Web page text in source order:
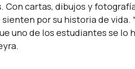
Con cartas, dibujos y
por su historia de vida. “
uno de los estudiantes se lo